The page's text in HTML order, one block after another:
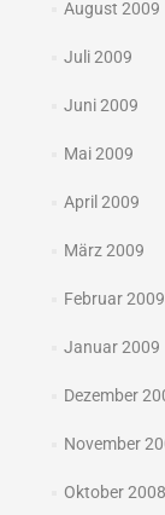
August 2009
Juli 2009
Juni 2009
Mai 2009
April 2009
März 2009
Februar 2009
Januar 2009
Dezember
November
Oktober 2008